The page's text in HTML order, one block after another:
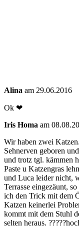
Alina am 29.06.2016
Ok ❤
Iris Homa am
Wir haben zwei
Sehnerven geboren
und trotz tgl. kämmen
Paste u Katzengras
und Luca leider nicht,
Terrasse eingezäunt,
ich den Trick mit dem
Katzen keinerlei
kommt mit dem Stuhl
selten heraus.